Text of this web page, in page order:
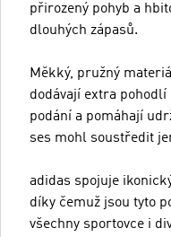
přirozený pohyb a
dlouhých zápasů.
Měkký, pružný
dodávají extra
podání a pomáhají
ses mohl soustředit
adidas spojuje
díky čemuž jsou tyto
všechny sportovce i